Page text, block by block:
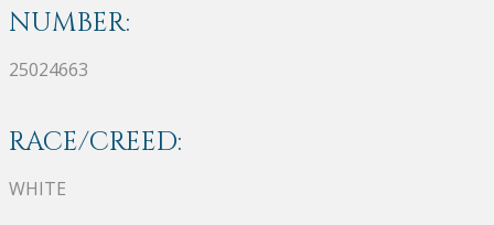
NUMBER:
25024663
RACE/CREED:
WHITE